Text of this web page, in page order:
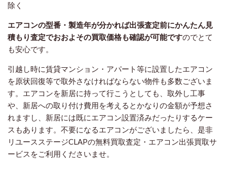
除く
エアコンの型番・製造年が分かれば出張査定前にかんたん見
積もり査定でおおよその買取価格も確認が可能ですのでとて
も安心です。
引越し時に賃貸マンション・アパート等に設置したエアコン
を原状回復等で取外さなければならない物件も多数ございま
す。エアコンを新居に持って行こうとしても、取外し工事
や、新居への取り付け費用を考えるとかなりの金額が予想さ
れますし、新居には既にエアコン設置済みだったりするケー
スもあります。不要になるエアコンがございましたら、是非
リユースステージCLAPの無料買取査定・エアコン出張買取サ
ービスをご利用くださいませ。